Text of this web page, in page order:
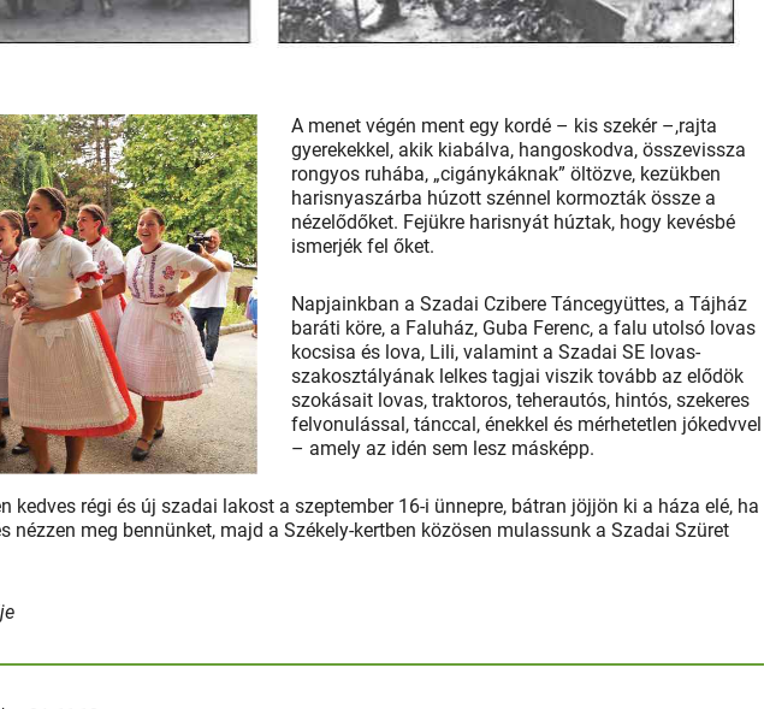
A menet végén ment egy kordé – kis szekér –,rajta
gyerekekkel, akik kiabálva, hangoskodva, összevissza
rongyos ruhába, „cigánykáknak” öltözve, kezükben
harisnyaszárba húzott szénnel kormozták össze a
nézelődőket. Fejükre harisnyát húztak, hogy kevésbé
ismerjék fel őket.
Napjainkban a Szadai Czibere Táncegyüttes, a Tájház
baráti köre, a Faluház, Guba Ferenc, a falu utolsó lovas
kocsisa és lova, Lili, valamint a Szadai SE lovas­
szakosztályának lelkes tagjai viszik tovább az elődök
szokásait lovas, traktoros, teherautós, hintós, szekeres
felvonulással, tánccal, énekkel és mérhetetlen jókedvvel
– amely az idén sem lesz másképp.
kedves régi és új szadai lakost a szeptember 16-i ünnepre, bátran jöjjön ki a háza elé, ha
nézzen meg bennünket, majd a Székely-kertben közösen mulassunk a Szadai Szüret